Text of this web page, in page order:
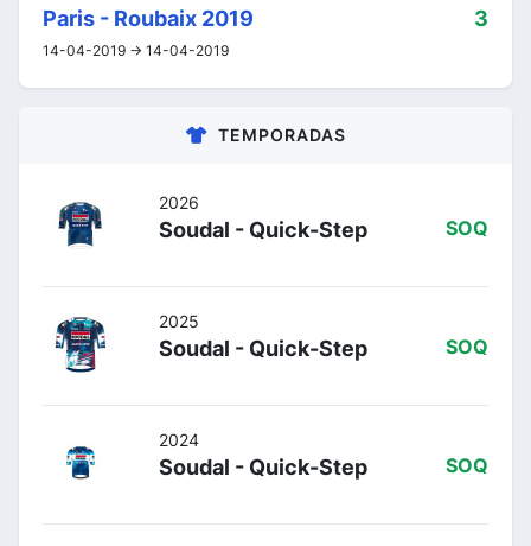
Paris - Roubaix 2019
14-04-2019 -> 14-04-2019
3
TEMPORADAS
2026
Soudal - Quick-Step SOQ
2025
Soudal - Quick-Step SOQ
2024
Soudal - Quick-Step SOQ